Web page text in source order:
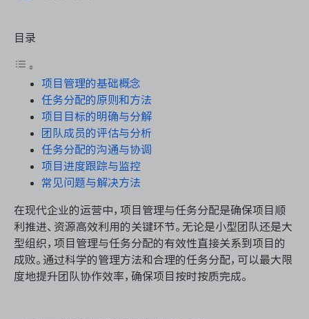
瀑布项目管理
测试管理
研发效能管理
资源和工时管理
服务台和工单管理
目录
项目管理的基础概念
任务分配的原则和方法
项目目标的明确与分解
团队成员的评估与分析
任务分配的沟通与协调
项目进度跟踪与监控
常见问题与解决方法
在现代企业的运营中，项目管理与任务分配是确保项目顺
利推进、资源高效利用的关键环节。无论是小型团队还是大
型组织，项目管理与任务分配的有效性直接关系到项目的
成败。通过科学的管理方法和合理的任务分配，可以最大限
度地提升团队协作效率，确保项目按时按质完成。